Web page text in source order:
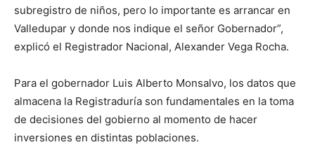
subregistro de niños, pero lo importante es arrancar en
Valledupar y donde nos indique el señor Gobernador”,
explicó el Registrador Nacional, Alexander Vega Rocha.
Para el gobernador Luis Alberto Monsalvo, los datos que
almacena la Registraduría son fundamentales en la toma
de decisiones del gobierno al momento de hacer
inversiones en distintas poblaciones.